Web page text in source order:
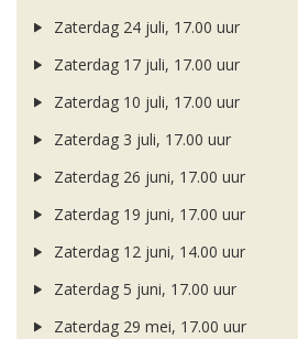
Zaterdag 24 juli, 17.00 uur
Zaterdag 17 juli, 17.00 uur
Zaterdag 10 juli, 17.00 uur
Zaterdag 3 juli, 17.00 uur
Zaterdag 26 juni, 17.00 uur
Zaterdag 19 juni, 17.00 uur
Zaterdag 12 juni, 14.00 uur
Zaterdag 5 juni, 17.00 uur
Zaterdag 29 mei, 17.00 uur